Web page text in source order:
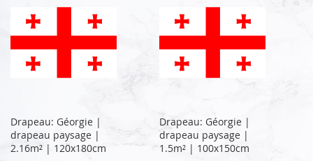
Drapeau: Géorgie |
drapeau paysage |
2.16m² | 120x180cm
Drapeau: Géorgie |
drapeau paysage |
1.5m² | 100x150cm